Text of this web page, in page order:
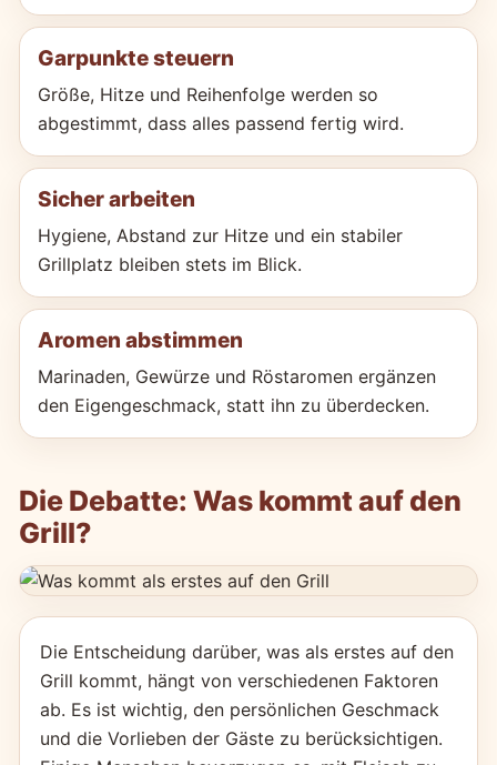
Garpunkte steuern
Größe, Hitze und Reihenfolge werden so
abgestimmt, dass alles passend fertig wird.
Sicher arbeiten
Hygiene, Abstand zur Hitze und ein stabiler
Grillplatz bleiben stets im Blick.
Aromen abstimmen
Marinaden, Gewürze und Röstaromen ergänzen
den Eigengeschmack, statt ihn zu überdecken.
Die Debatte: Was kommt auf den
Grill?
Die Entscheidung darüber, was als erstes auf den
Grill kommt, hängt von verschiedenen Faktoren
ab. Es ist wichtig, den persönlichen Geschmack
und die Vorlieben der Gäste zu berücksichtigen.